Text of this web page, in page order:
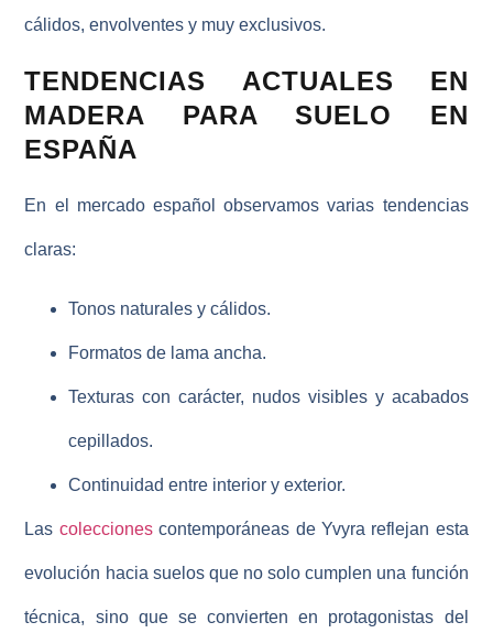
cálidos, envolventes y muy exclusivos.
TENDENCIAS ACTUALES EN
MADERA PARA SUELO EN
ESPAÑA
En el mercado español observamos varias tendencias
claras:
Tonos naturales y cálidos.
Formatos de lama ancha.
Texturas con carácter, nudos visibles y acabados
cepillados.
Continuidad entre interior y exterior.
Las coleccionescontemporáneas de Yvyra reflejan esta
evolución hacia suelos que no solo cumplen una función
técnica, sino que se convierten en protagonistas del